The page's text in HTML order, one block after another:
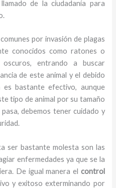
de la ciudadanía para
por invasión de plagas
conocidos como ratones o
entrando a buscar
de este animal y el debido
es bastante efectivo, aunque
tipo de animal por su tamaño
debemos tener cuidado y
ser bastante molesta son las
enfermedades ya que se la
De igual manera el control
y exitoso exterminando por